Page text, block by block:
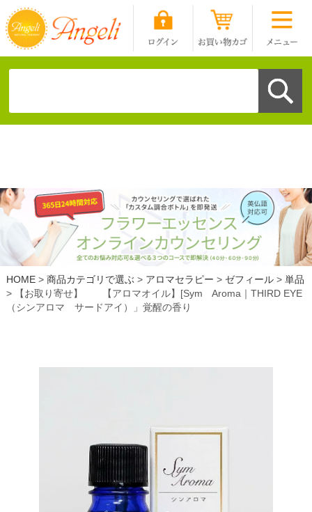
HOME 商品カテゴリで選ぶ アロマセラピー ゼフィール
単品
【お取り寄せ】 【アロマオイル】[Sym Aroma｜THIRD EYE
（シンアロマ サードアイ）」覚醒の香り